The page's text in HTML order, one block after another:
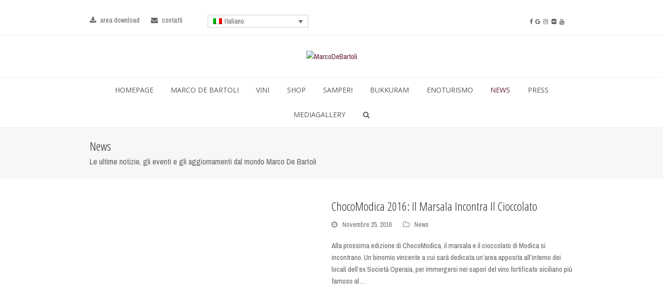
area download contatti Italiano
HOMEPAGE MARCO DE BARTOLI VINI SHOP SAMPERI BUKKURAM ENOTURISMO NEWS PRESS
MEDIAGALLERY
News
Le ultime notizie, gli eventi e gli aggiornamenti dal mondo Marco De Bartoli
ChocoModica 2016: Il Marsala Incontra Il Cioccolato
Novembre 25, 2016 News
Alla prossima edizione di ChocoModica, il marsala e il cioccolato di Modica si
incontrano. Un binomio vincente a cui sarà dedicata un’area apposita all’interno dei
locali dell’ex Società Operaia, per immergersi nei sapori del vino fortificato siciliano più
famoso al…